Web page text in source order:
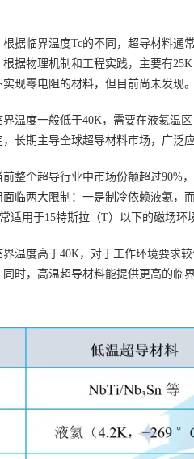
据临界温度Tc的不同，超导材料通
据物理机制和工程实践，主要有
实现零电阻的材料，但目前尚未发现
温度一般低于40K，需要在液氦温
长期主导全球超导材料市场，广泛
整个超导行业中市场份额超过90%
临两大限制：一是制冷依赖液氦，
适用于15特斯拉（T）以下的磁场
界温度高于40K，对于工作环境要求
同时，高温超导材料能提供更高的